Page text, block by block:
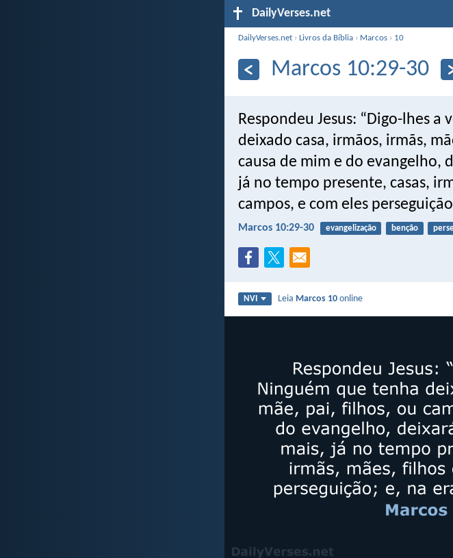
DailyVerses.net
DailyVerses.net ›Livros da Bíblia › Marcos › 10
Marcos 10:29-30
Respondeu Jesus: “Digo-lhes
deixado casa, irmãos, irmãs,
causa de mim e do evangelho,
já no tempo presente, casas,
campos, e com eles
Marcos 10:29-30 evangelização benção
NVI Leia Marcos 10 online